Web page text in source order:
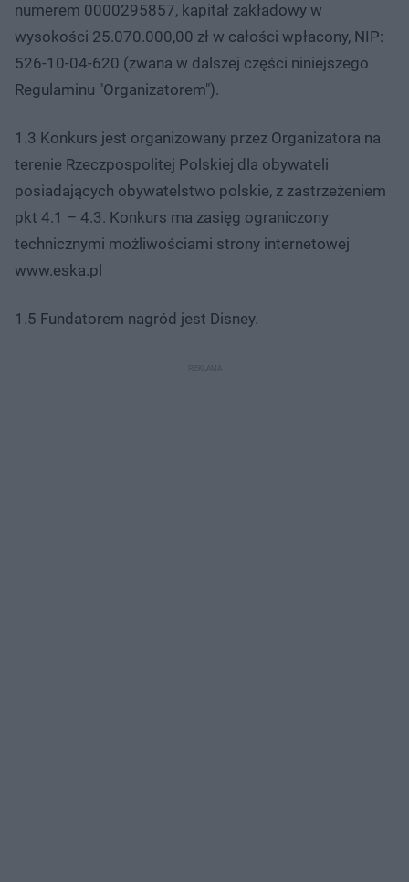
numerem 0000295857, kapitał zakładowy w
wysokości 25.070.000,00 zł w całości wpłacony, NIP:
526-10-04-620 (zwana w dalszej części niniejszego
Regulaminu "Organizatorem").
1.3 Konkurs jest organizowany przez Organizatora na
terenie Rzeczpospolitej Polskiej dla obywateli
posiadających obywatelstwo polskie, z zastrzeżeniem
pkt 4.1 – 4.3. Konkurs ma zasięg ograniczony
technicznymi możliwościami strony internetowej
www.eska.pl
1.5 Fundatorem nagród jest Disney.